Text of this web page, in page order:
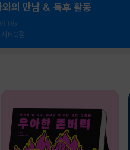
와의 만남 & 독후 활동
NC점